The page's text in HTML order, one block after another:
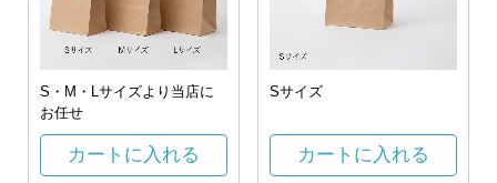
S・M・Lサイズより当店に
お任せ
カートに入れる
Sサイズ
カートに入れる